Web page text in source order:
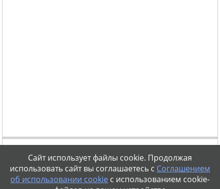
Сайт использует файлы cookie. Продолжая
использовать сайт вы соглашаетесь с Соглашением
об использовании cookieс использованием cookie-